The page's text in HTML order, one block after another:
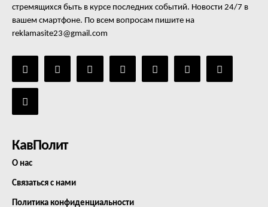
стремящихся быть в курсе последних событий. Новости 24/7 в
вашем смартфоне. По всем вопросам пишите на
reklamasite23@gmail.com
КавПолит
О нас
Связаться с нами
Политика конфиденциальности